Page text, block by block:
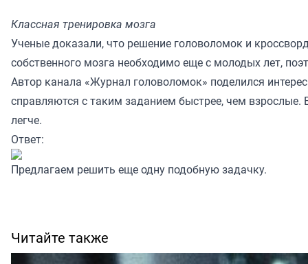
Классная тренировка мозга
Ученые доказали, что решение головоломок и
собственного мозга необходимо еще с молодых лет,
Автор канала «Журнал головоломок» поделился
справляются с таким заданием быстрее, чем взрослые.
легче.
Ответ:
Предлагаем решить еще одну подобную задачку.
Читайте также